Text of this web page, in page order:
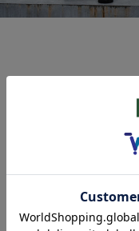
STAFF BLOG
スタッフブログ